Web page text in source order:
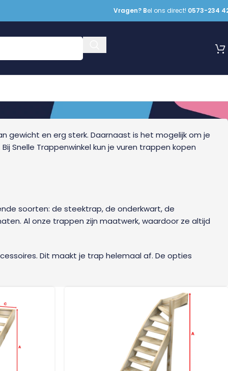
Vragen? Bel ons direct! 0573-234
gewicht en erg sterk. Daarnaast is het mogelijk om je
Snelle Trappenwinkel kun je vuren trappen kopen
soorten: de steektrap, de onderkwart, de
Al onze trappen zijn maatwerk, waardoor ze altijd
Dit maakt je trap helemaal af. De opties